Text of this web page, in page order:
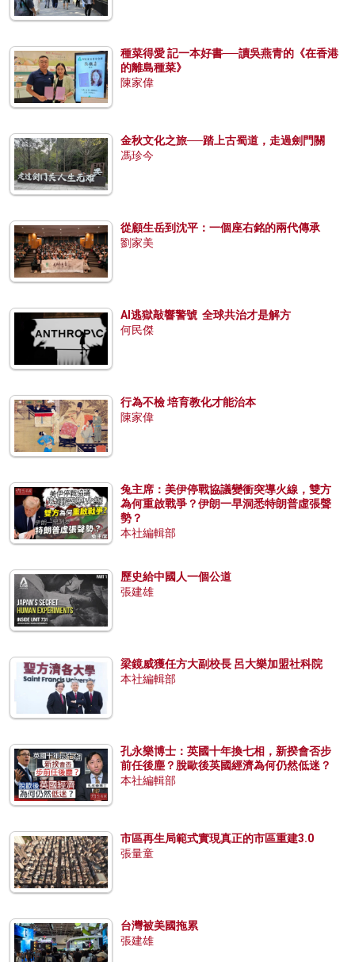
種菜得愛 記一本好書──讀吳燕青的《在香港
的離島種菜》
陳家偉
金秋文化之旅──踏上古蜀道，走過劍門關
馮珍今
從顧生岳到沈平：一個座右銘的兩代傳承
劉家美
AI逃獄敲響警號 全球共治才是解方
何民傑
行為不檢 培育教化才能治本
陳家偉
兔主席：美伊停戰協議變衝突導火線，雙方
為何重啟戰爭？伊朗一早洞悉特朗普虛張聲
勢？
本社編輯部
歷史給中國人一個公道
張建雄
梁鏡威獲任方大副校長 呂大樂加盟社科院
本社編輯部
孔永樂博士：英國十年換七相，新揆會否步
前任後塵？脫歐後英國經濟為何仍然低迷？
本社編輯部
市區再生局範式實現真正的市區重建3.0
張量童
台灣被美國拖累
張建雄